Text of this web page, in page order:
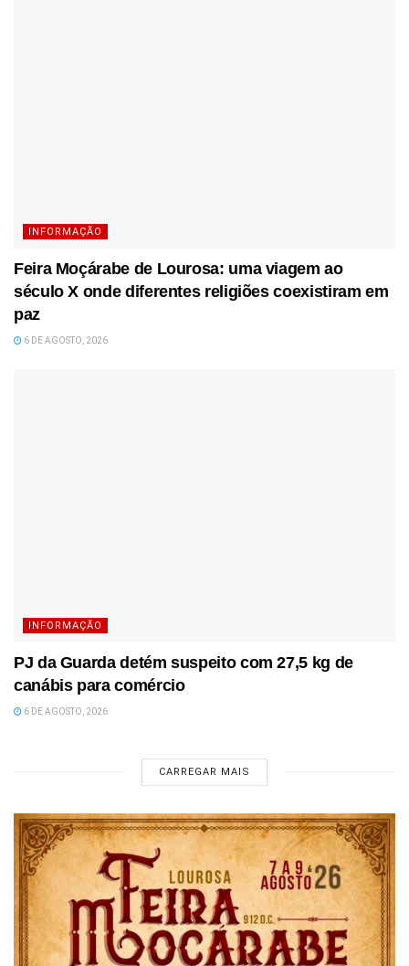
INFORMAÇÃO
Feira Moçárabe de Lourosa: uma viagem ao
século X onde diferentes religiões coexistiram em
paz
6 DE AGOSTO, 2026
INFORMAÇÃO
PJ da Guarda detém suspeito com 27,5 kg de
canábis para comércio
6 DE AGOSTO, 2026
CARREGAR MAIS